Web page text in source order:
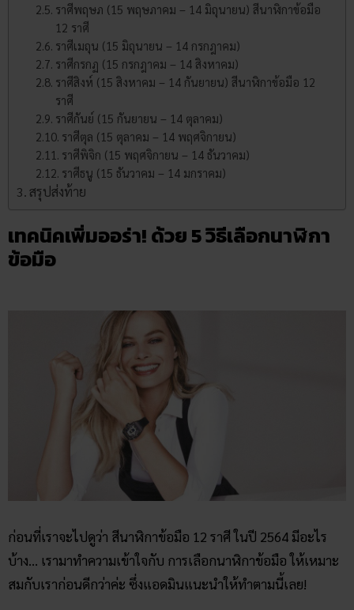
ราศีพฤษภ (15 พฤษภาคม – 14 มิถุนายน) สีนาฬิกา​ข้อมือ​
12​ ราศี
ราศีเมถุน (15 มิถุนายน – 14 กรกฎาคม)
ราศีกรกฏ (15 กรกฎาคม – 14 สิงหาคม)
ราศีสิงห์ (15 สิงหาคม – 14 กันยายน) สีนาฬิกา​ข้อมือ​ 12​
ราศี
ราศีกันย์ (15 กันยายน – 14 ตุลาคม)
ราศีตุล (15 ตุลาคม – 14 พฤศจิกายน)
ราศีพิจิก (15 พฤศจิกายน – 14 ธันวาคม)
ราศีธนู (15 ธันวาคม – 14 มกราคม)
สรุปส่งท้าย
เทคนิคเพิ่มออร่า! ด้วย 5 วิธีเลือกนาฬิกา​
ข้อมือ
ก่อนที่เราจะไปดูว่า สีนาฬิกาข้อมือ 12​ ราศี ในปี 2564 มีอะไร
บ้าง… เรามาทำความเข้าใจกับ การเลือกนาฬิกา​ข้อมือ ให้เหมาะ
สมกับเราก่อนดีกว่าค่ะ ซึ่งแอดมินแนะนำให้ทำตามนี้เลย!